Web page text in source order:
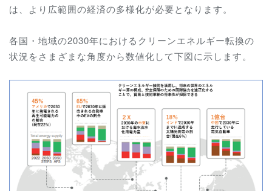
は、より広範囲の経済の多様化が必要となります。
各国・地域の2030年におけるクリーンエネルギー転換の
状況をさまざまな角度から数値化して下図に示します。